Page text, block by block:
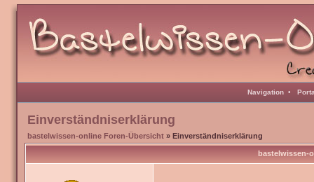
Navigation •
Einverständniserklärung
bastelwissen-online Foren-Übersicht » Einverständniserklärung
bastelwissen-